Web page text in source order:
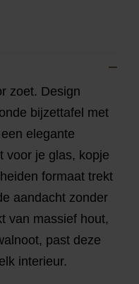
zoet. Design
bijzettafel met
elegante
voor je glas, kopje
formaat trekt
aandacht zonder
van massief hout,
past deze
interieur.